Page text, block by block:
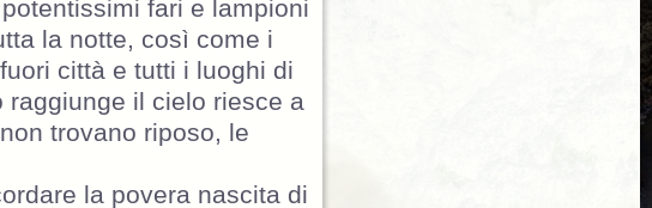
fari e lampioni
la notte, così come i
città e tutti i luoghi di
il cielo riesce a
trovano riposo, le
la povera nascita di